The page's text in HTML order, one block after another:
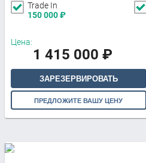
Trade In
150 000₽
Цена:
1 415 000 ₽
ЗАРЕЗЕРВИРОВАТЬ
ПРЕДЛОЖИТЕ ВАШУ ЦЕНУ